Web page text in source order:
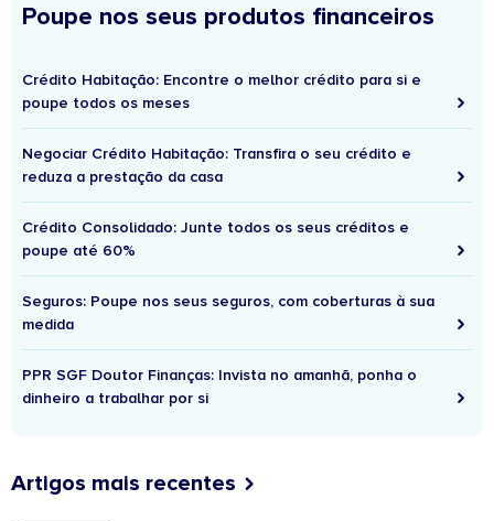
Poupe nos seus produtos financeiros
Crédito Habitação: Encontre o melhor crédito para si e
poupe todos os meses
Negociar Crédito Habitação: Transfira o seu crédito e
reduza a prestação da casa
Crédito Consolidado: Junte todos os seus créditos e
poupe até 60%
Seguros: Poupe nos seus seguros, com coberturas à sua
medida
PPR SGF Doutor Finanças: Invista no amanhã, ponha o
dinheiro a trabalhar por si
Artigos mais recentes